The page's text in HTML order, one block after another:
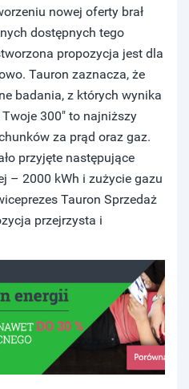
nowej oferty brał
dostępnych tego
propozycja jest dla
Tauron zaznacza, że
badania, z których wynika
300" to najniższy
za prąd oraz gaz.
przyjęte następujące
– 2000 kWh i zużycie gazu
Tauron Sprzedaż
przejrzysta i